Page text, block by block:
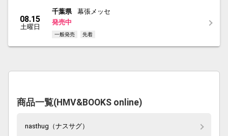
08.15
土曜日
千葉県
幕張メッセ
発売中
一般発売 先着
商品一覧(HMV&BOOKS online)
nasthug（ナスサグ）